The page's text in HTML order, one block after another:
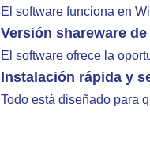
El software funciona en
Versión shareware
El software ofrece la
Instalación rápida y
Todo está diseñado para